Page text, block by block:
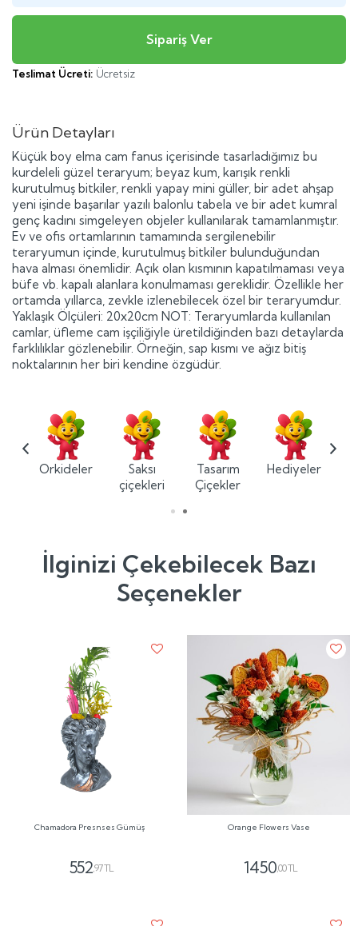
Teslimat Ücreti: Ücretsiz
Ürün Detayları
Küçük boy elma cam fanus içerisinde tasarladığımız bu
kurdeleli güzel teraryum; beyaz kum, karışık renkli
kurutulmuş bitkiler, renkli yapay mini güller, bir adet ahşap
yeni işinde başarılar yazılı balonlu tabela ve bir adet kumral
genç kadını simgeleyen objeler kullanılarak tamamlanmıştır.
Ev ve ofis ortamlarının tamamında sergilenebilir
teraryumun içinde, kurutulmuş bitkiler bulunduğundan
hava alması önemlidir. Açık olan kısmının kapatılmaması veya
büfe vb. kapalı alanlara konulmaması gereklidir. Özellikle her
ortamda yıllarca, zevkle izlenebilecek özel bir teraryumdur.
Yaklaşık Ölçüleri: 20x20cm NOT: Teraryumlarda kullanılan
camlar, üfleme cam işçiliğiyle üretildiğinden bazı detaylarda
farklılıklar gözlenebilir. Örneğin, sap kısmı ve ağız bitiş
noktalarının her biri kendine özgüdür.
Orkideler
Saksı
çiçekleri
Tasarım
Çiçekler
Hediyeler
İlginizi Çekebilecek Bazı
Seçenekler
Chamadora Presnses Gümüş
552,97 TL
Orange Flowers Vase
1450,00 TL